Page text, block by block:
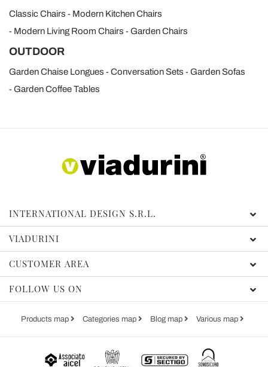
Classic Chairs
Modern Kitchen Chairs
Modern Living Room Chairs
Garden Chairs
OUTDOOR
Garden Chaise Longues Conversation Sets
Garden Sofas
Garden Coffee Tables
INTERNATIONAL DESIGN S.R.L.
VIADURINI
CUSTOMER AREA
FOLLOW US ON
Products map Categories map Blog map Various map